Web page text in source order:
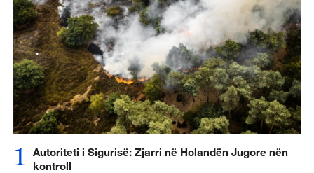
1
Autoriteti i Sigurisë: Zjarri në Holandën Jugore nën
kontroll